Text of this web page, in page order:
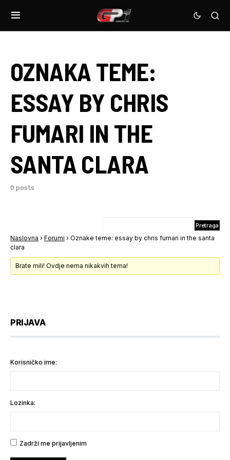
OZNAKA TEME:
ESSAY BY CHRIS
FUMARI IN THE
SANTA CLARA
0 posts
Naslovna › Forumi › Oznake teme: essay by chris fumari in the santa
clara
Brate mili! Ovdje nema nikakvih tema!
PRIJAVA
Korisničko ime:
Lozinka:
Zadrži me prijavljenim